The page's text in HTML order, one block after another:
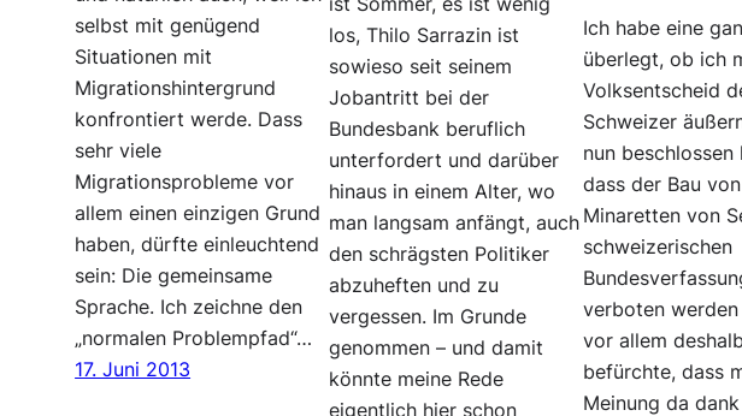
selbst mit genügend
Situationen mit
Migrationshintergrund
konfrontiert werde. Dass
sehr viele
Migrationsprobleme vor
allem einen einzigen Grund
haben, dürfte einleuchtend
sein: Die gemeinsame
Sprache. Ich zeichne den
„normalen Problempfad“…
17. Juni 2013
los, Thilo Sarrazin ist
sowieso seit seinem
Jobantritt bei der
Bundesbank beruflich
unterfordert und darüber
hinaus in einem Alter, wo
man langsam anfängt, auch
den schrägsten Politiker
abzuheften und zu
vergessen. Im Grunde
genommen – und damit
könnte meine Rede
eigentlich hier schon
Ich habe eine
überlegt, ob ich
Volksentscheid
Schweizer
nun beschlossen
dass der Bau von
Minaretten von
schweizerischen
verboten
vor allem
befürchte, dass
Meinung da